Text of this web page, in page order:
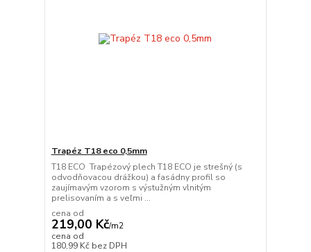
Trapéz T18 eco 0,5mm
T18 ECO Trapézový plech T18 ECO je strešný (s
odvodňovacou drážkou) a fasádny profil so
zaujímavým vzorom s výstužným vlnitým
prelisovaním a s veľmi ...
cena od
219,00 Kč/m2
cena od
180,99 Kč bez DPH